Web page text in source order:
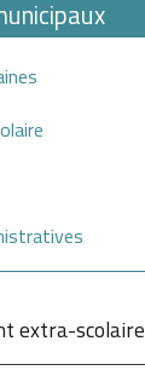
extra-scolaire